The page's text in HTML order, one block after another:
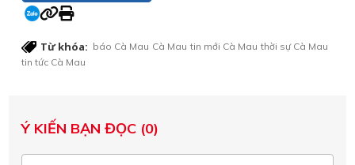
Từ khóa: báo Cà Mau Cà Mau tin mới Cà Mau thời sự Cà Mau
tin tức Cà Mau
Ý KIẾN BẠN ĐỌC (0)